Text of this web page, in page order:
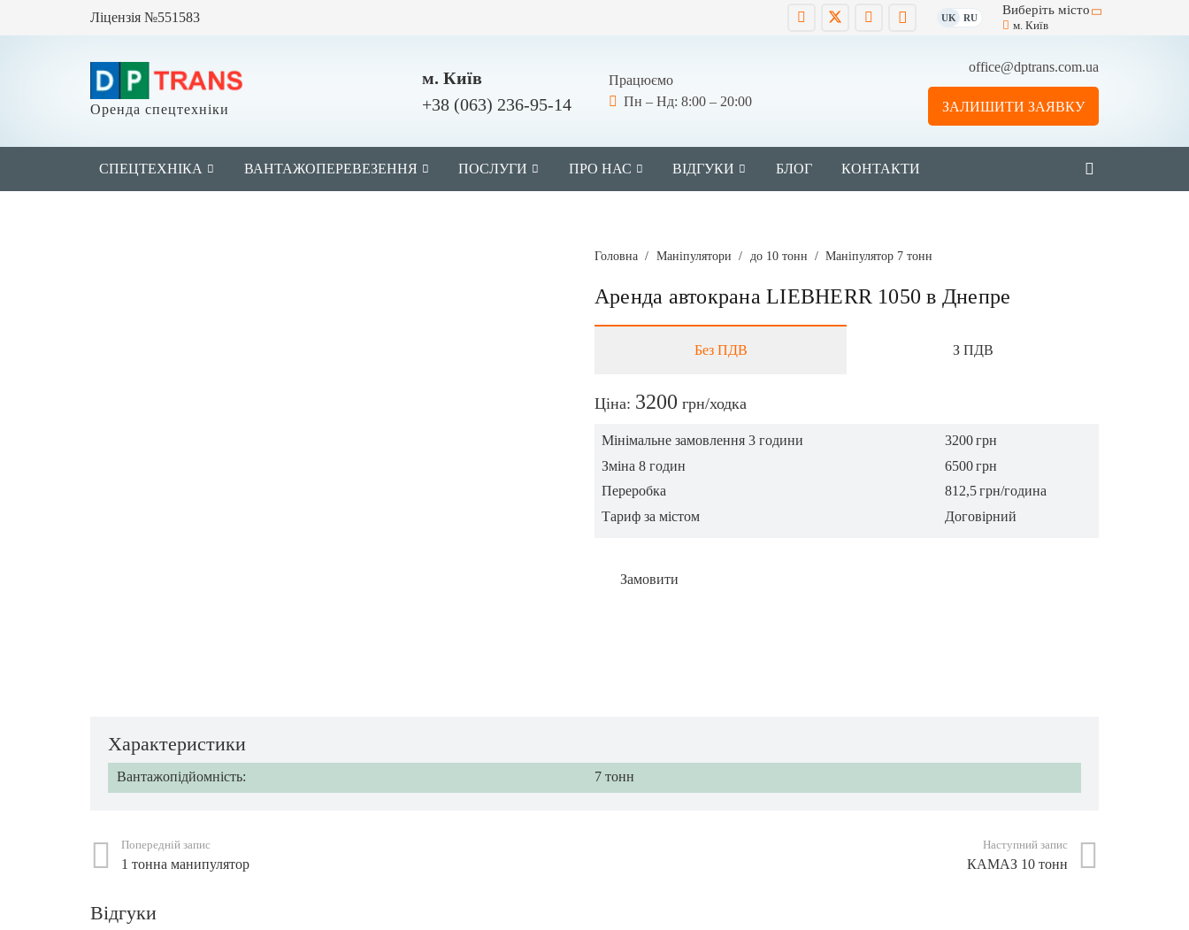
Ліцензія №551583 UK RU
Виберіть місто
м. Київ
Оренда спецтехніки
м. Київ
+38 (063) 236-95-14
Працюємо
Пн – Нд: 8:00 – 20:00
office@dptrans.com.ua
ЗАЛИШИТИ ЗАЯВКУ
СПЕЦТЕХНІКА ВАНТАЖОПЕРЕВЕЗЕННЯ ПОСЛУГИ ПРО НАС ВІДГУКИ БЛОГ КОНТАКТИ
Головна / Маніпулятори / до 10 тонн / Маніпулятор 7 тонн
Аренда автокрана LIEBHERR 1050 в Днепре
Без ПДВ З ПДВ
Ціна: 3200 грн/ходка
Мінімальне замовлення 3 години 3200грн
Зміна 8 годин
6500грн
Переробка
812,5грн/година
Тариф за містом
Договірний
Замовити
Характеристики
Вантажопідйомність: 7 тонн
Попередній запис
1 тонна манипулятор
Наступний запис
КАМАЗ 10 тонн
Відгуки